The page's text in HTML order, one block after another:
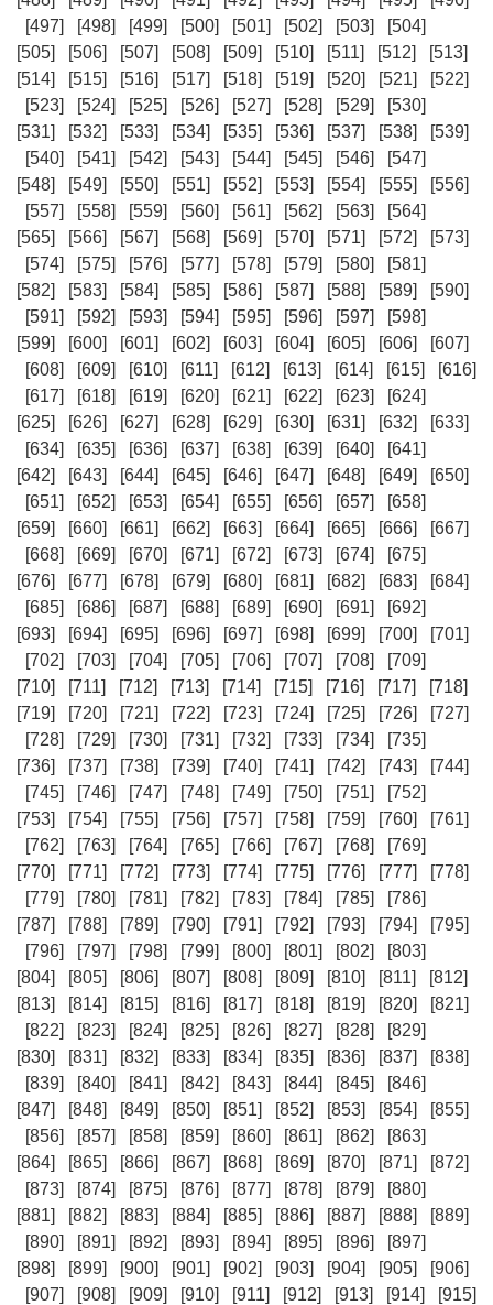
[497]
[498] [499] [500] [501] [502] [503]
[504]
[505]
[506] [507] [508] [509] [510] [511] [512]
[513]
[514]
[515] [516] [517] [518] [519] [520] [521]
[522]
[523]
[524] [525] [526] [527] [528] [529]
[530]
[531]
[532] [533] [534] [535] [536] [537] [538]
[539]
[540]
[541] [542] [543] [544] [545] [546]
[547]
[548]
[549] [550] [551] [552] [553] [554] [555]
[556]
[557]
[558] [559] [560] [561] [562] [563]
[564]
[565]
[566] [567] [568] [569] [570] [571] [572]
[573]
[574]
[575] [576] [577] [578] [579] [580]
[581]
[582]
[583] [584] [585] [586] [587] [588] [589]
[590]
[591]
[592] [593] [594] [595] [596] [597]
[598]
[599]
[600] [601] [602] [603] [604] [605] [606]
[607]
[608]
[609] [610] [611] [612] [613] [614] [615]
[616]
[617]
[618] [619] [620] [621] [622] [623]
[624]
[625]
[626] [627] [628] [629] [630] [631] [632]
[633]
[634]
[635] [636] [637] [638] [639] [640]
[641]
[642]
[643] [644] [645] [646] [647] [648] [649]
[650]
[651]
[652] [653] [654] [655] [656] [657]
[658]
[659]
[660] [661] [662] [663] [664] [665] [666]
[667]
[668]
[669] [670] [671] [672] [673] [674]
[675]
[676]
[677] [678] [679] [680] [681] [682] [683]
[684]
[685]
[686] [687] [688] [689] [690] [691]
[692]
[693]
[694] [695] [696] [697] [698] [699] [700]
[701]
[702]
[703] [704] [705] [706] [707] [708]
[709]
[710]
[711] [712] [713] [714] [715] [716] [717]
[718]
[719]
[720] [721] [722] [723] [724] [725] [726]
[727]
[728]
[729] [730] [731] [732] [733] [734]
[735]
[736]
[737] [738] [739] [740] [741] [742] [743]
[744]
[745]
[746] [747] [748] [749] [750] [751]
[752]
[753]
[754] [755] [756] [757] [758] [759] [760]
[761]
[762]
[763] [764] [765] [766] [767] [768]
[769]
[770]
[771] [772] [773] [774] [775] [776] [777]
[778]
[779]
[780] [781] [782] [783] [784] [785]
[786]
[787]
[788] [789] [790] [791] [792] [793] [794]
[795]
[796]
[797] [798] [799] [800] [801] [802]
[803]
[804]
[805] [806] [807] [808] [809] [810] [811]
[812]
[813]
[814] [815] [816] [817] [818] [819] [820]
[821]
[822]
[823] [824] [825] [826] [827] [828]
[829]
[830]
[831] [832] [833] [834] [835] [836] [837]
[838]
[839]
[840] [841] [842] [843] [844] [845]
[846]
[847]
[848] [849] [850] [851] [852] [853] [854]
[855]
[856]
[857] [858] [859] [860] [861] [862]
[863]
[864]
[865] [866] [867] [868] [869] [870] [871]
[872]
[873]
[874] [875] [876] [877] [878] [879]
[880]
[881]
[882] [883] [884] [885] [886] [887] [888]
[889]
[890]
[891] [892] [893] [894] [895] [896]
[897]
[898]
[899] [900] [901] [902] [903] [904] [905]
[906]
[907]
[908] [909] [910] [911] [912] [913] [914] [915]